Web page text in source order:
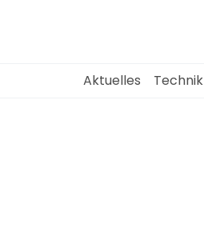
Aktuelles Technik